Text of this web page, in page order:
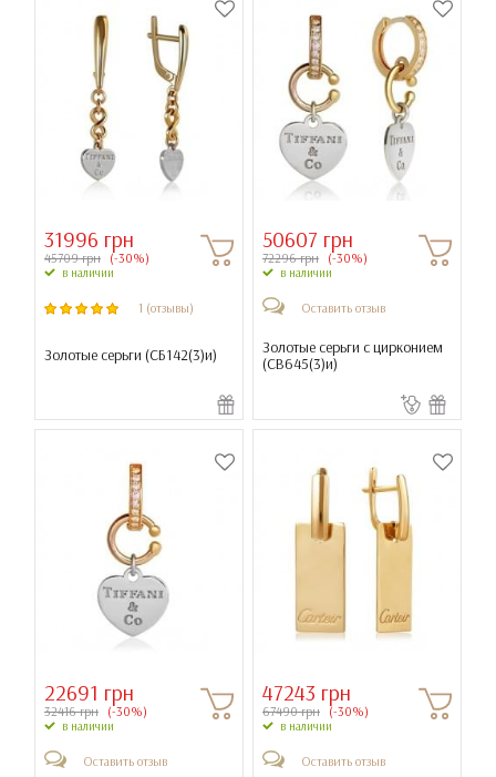
31996 грн
45709 грн (-30%)
в наличии
1 (отзывы)
Золотые серьги (СБ142(3)и)
50607 грн
72296 грн (-30%)
в наличии
Оставить отзыв
Золотые серьги с цирконием
(СВ645(3)и)
22691 грн
32416 грн (-30%)
в наличии
Оставить отзыв
47243 грн
67490 грн (-30%)
в наличии
Оставить отзыв